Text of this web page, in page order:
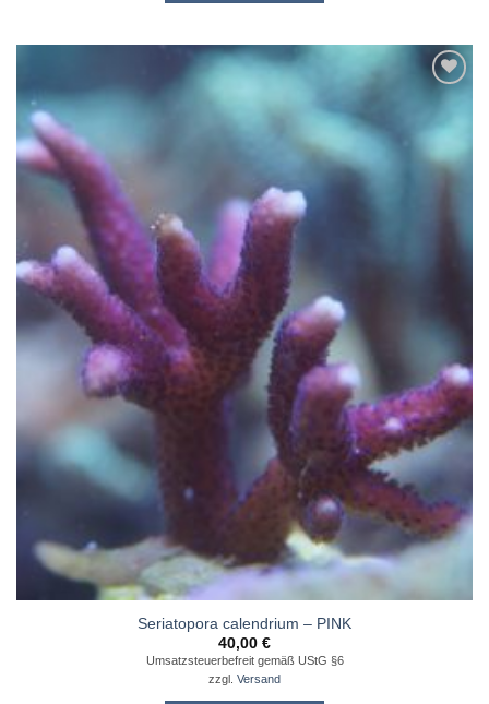
hinzufügen
Seriatopora calendrium – PINK
40,00 €
Umsatzsteuerbefreit gemäß UStG §6
zzgl. Versand